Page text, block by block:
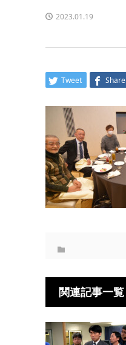
2023.01.19
Tweet Share
関連記事一覧